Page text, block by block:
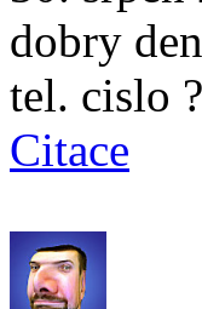
dobry
tel. cislo ?
Citace